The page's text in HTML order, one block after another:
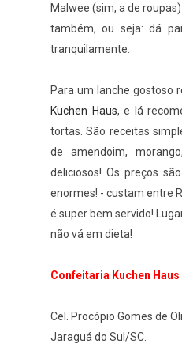
Malwee (sim, a de
também, ou seja: dá
tranquilamente.
Para um lanche gostoso
Kuchen Haus, e lá
tortas. São receitas
de amendoim,
deliciosos! Os preços
enormes! - custam entre
é super bem servido!
não vá em dieta!
Confeitaria Kuchen Haus
Cel. Procópio Gomes de
Jaraguá do Sul/SC.